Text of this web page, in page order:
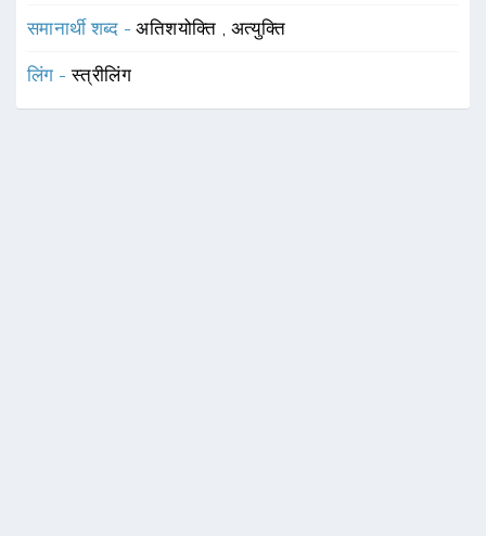
समानार्थी शब्द -अतिशयोक्ति , अत्युक्ति
लिंग -स्त्रीलिंग